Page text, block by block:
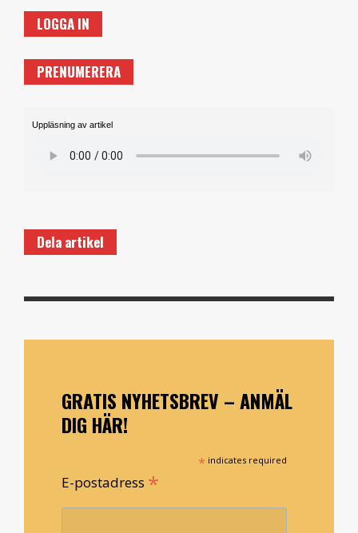
LOGGA IN
PRENUMERERA
Uppläsning av artikel
Dela artikel
GRATIS NYHETSBREV – ANMÄL
DIG HÄR!
* indicates required
E-postadress *